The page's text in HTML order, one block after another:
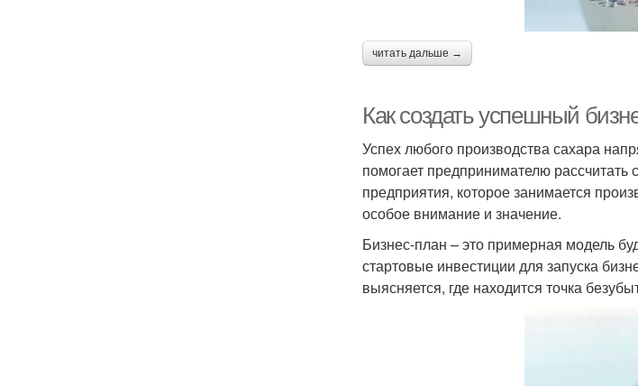
читать дальше →
Как создать успешный
Успех любого производства сахара
помогает предпринимателю
предприятия, которое занимается
особое внимание и значение.
Бизнес-план – это примерная модель
стартовые инвестиции для запуска
выясняется, где находится точка